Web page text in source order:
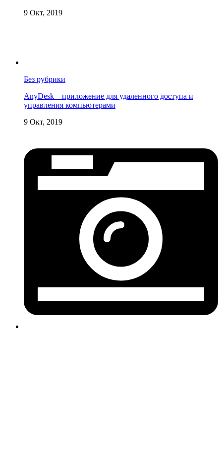
9 Окт, 2019
Без рубрики
AnyDesk – приложение для удаленного доступа и
управления компьютерами
9 Окт, 2019